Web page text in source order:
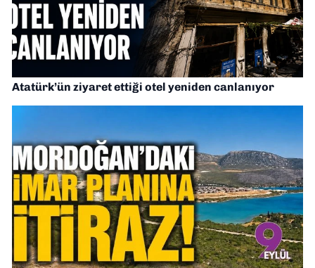
Atatürk’ün ziyaret ettiği otel yeniden canlanıyor